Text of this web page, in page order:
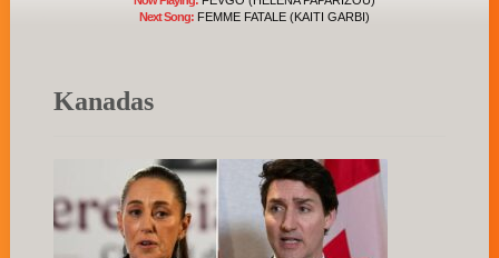
Next Song:FEMME FATALE (KAITI GARBI)
Kanadas